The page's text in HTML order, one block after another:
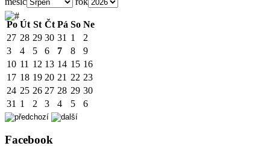
Po Út St Čt Pá So Ne
27 28 29 30 31 1
2
3
4 5 6 7 8
9
10 11 12 13 14 15 16
17 18 19 20 21 22 23
24 25 26 27 28 29 30
31 1 2 3 4 5 6
Facebook